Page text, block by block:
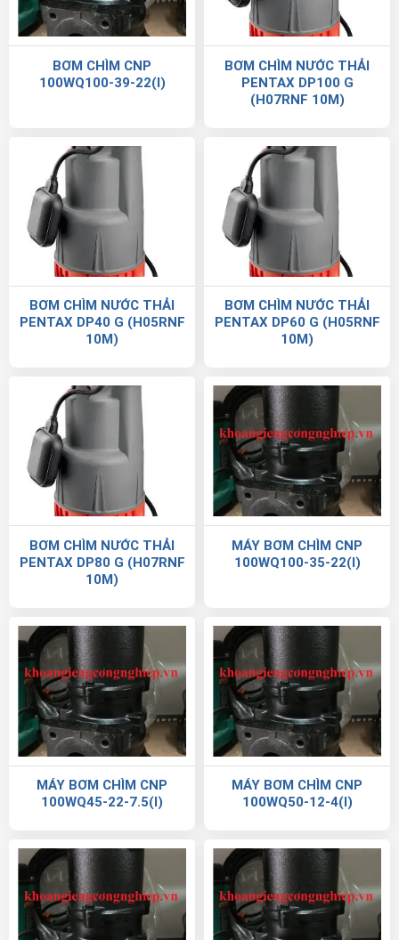
BƠM CHÌM CNP
100WQ100-39-22(I)
BƠM CHÌM NƯỚC THẢI
PENTAX DP100 G
(H07RNF 10M)
BƠM CHÌM NƯỚC THẢI
PENTAX DP40 G (H05RNF
10M)
BƠM CHÌM NƯỚC THẢI
PENTAX DP60 G (H05RNF
10M)
BƠM CHÌM NƯỚC THẢI
PENTAX DP80 G (H07RNF
10M)
MÁY BƠM CHÌM CNP
100WQ100-35-22(I)
MÁY BƠM CHÌM CNP
100WQ45-22-7.5(I)
MÁY BƠM CHÌM CNP
100WQ50-12-4(I)